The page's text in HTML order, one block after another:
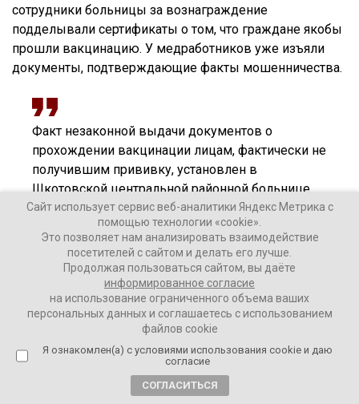
сотрудники больницы за вознаграждение
подделывали сертификаты о том, что граждане якобы
прошли вакцинацию. У медработников уже изъяли
документы, подтверждающие факты мошенничества.
Факт незаконной выдачи документов о
прохождении вакцинации лицам, фактически не
получившим прививку, установлен в
Шкотовской центральной районной больнице.
Главному врачу медучреждения уже подписано
заявление об увольнении,
– указано в сообщении УМВД.
Нарушения законодательства были выявлены в ходе
проверок, которые проводили сотрудники полиции
вместе с министерством здравоохранения
Сайт использует сервис веб-аналитики Яндекс Метрика с
помощью технологии «cookie».
Это позволяет нам анализировать взаимодействие
посетителей с сайтом и делать его лучше.
Продолжая пользоваться сайтом, вы даёте
информированное согласие
на использование ограниченного объема ваших
персональных данных и соглашаетесь с использованием
файлов cookie
Я ознакомлен(а) с условиями использования cookie и даю
согласие
СОГЛАСИТЬСЯ